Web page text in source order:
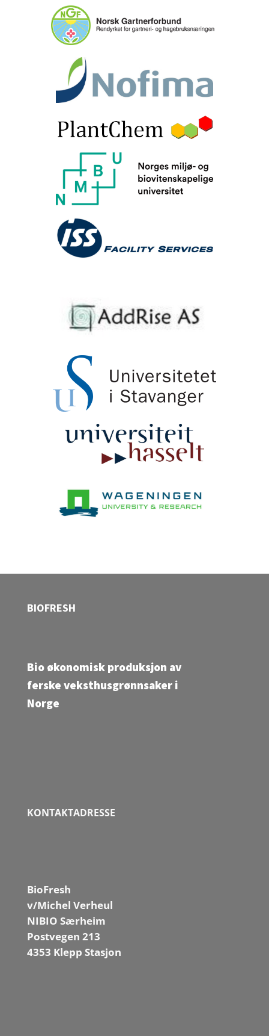
BIOFRESH
Bio økonomisk produksjon av
ferske veksthusgrønnsaker i
Norge
KONTAKTADRESSE
BioFresh
v/Michel Verheul
NIBIO Særheim
Postvegen 213
4353 Klepp Stasjon